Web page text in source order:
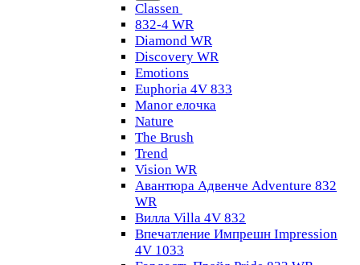
Classen
832-4 WR
Diamond WR
Discovery WR
Emotions
Euphoria 4V 833
Manor елочка
Nature
The Brush
Trend
Vision WR
Авантюра Адвенче Adventure 832
WR
Вилла Villa 4V 832
Впечатление Импрешн Impression
4V 1033